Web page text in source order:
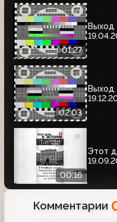
01:27
Выход
02:03
Выход
00:16
Этот
Комментарии